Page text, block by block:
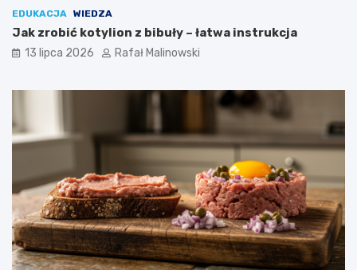
EDUKACJA WIEDZA
Jak zrobić kotylion z bibuły – łatwa instrukcja
13 lipca 2026 Rafał Malinowski